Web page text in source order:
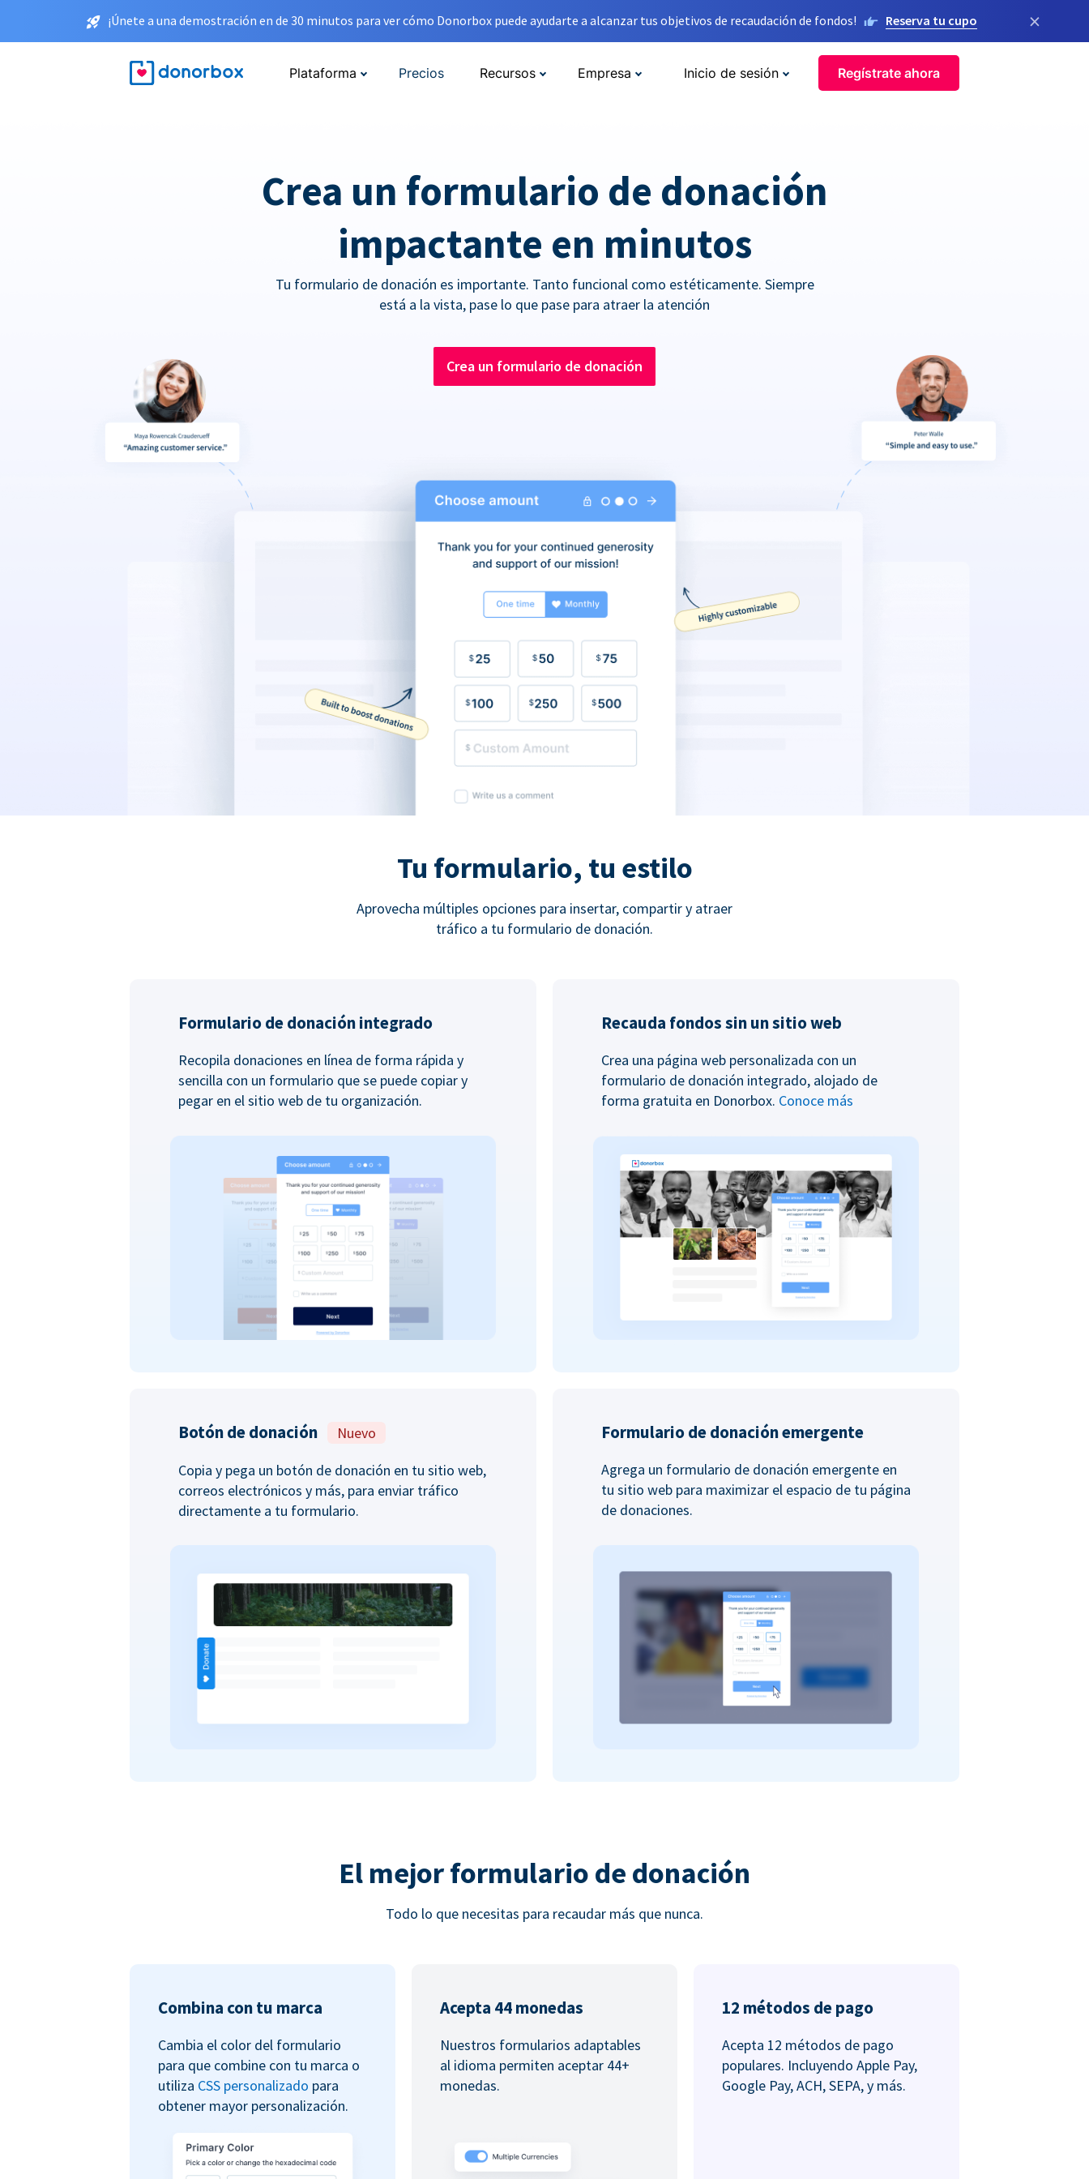
¡Únete a una demostración en de 30 minutos para ver cómo Donorbox puede ayudarte a alcanzar tus objetivos de recaudación de fondos! Reserva tu cupo ×
Plataforma Precios Recursos Empresa Inicio de sesión Regístrate ahora
Crea un formulario de donación
impactante en minutos
Tu formulario de donación es importante. Tanto funcional como estéticamente. Siempre
está a la vista, pase lo que pase para atraer la atención
Crea un formulario de donación
Tu formulario, tu estilo
Aprovecha múltiples opciones para insertar, compartir y atraer
tráfico a tu formulario de donación.
Formulario de donación integrado
Recopila donaciones en línea de forma rápida y
sencilla con un formulario que se puede copiar y
pegar en el sitio web de tu organización.
Recauda fondos sin un sitio web
Crea una página web personalizada con un
formulario de donación integrado, alojado de
forma gratuita en Donorbox. Conoce más
Botón de donación Nuevo
Copia y pega un botón de donación en tu sitio web,
correos electrónicos y más, para enviar tráfico
directamente a tu formulario.
Formulario de donación emergente
Agrega un formulario de donación emergente en
tu sitio web para maximizar el espacio de tu página
de donaciones.
El mejor formulario de donación
Todo lo que necesitas para recaudar más que nunca.
Combina con tu marca
Cambia el color del formulario
para que combine con tu marca o
utiliza CSS personalizado para
obtener mayor personalización.
Acepta 44 monedas
Nuestros formularios adaptables
al idioma permiten aceptar 44+
monedas.
12 métodos de pago
Acepta 12 métodos de pago
populares. Incluyendo Apple Pay,
Google Pay, ACH, SEPA, y más.